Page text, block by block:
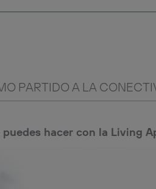
PARTIDO A LA
hacer con la Living